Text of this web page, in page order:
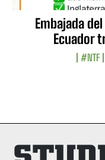
Embajada
Ecuador
#NTF